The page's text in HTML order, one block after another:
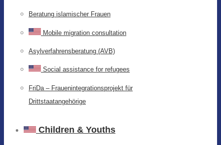
Beratung islamischer Frauen
Mobile migration consultation
Asylverfahrensberatung (AVB)
Social assistance for refugees
FriDa – Frauenintegrationsprojekt für
Drittstaatangehörige
Children & Youths